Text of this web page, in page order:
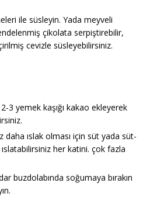
ile süsleyin. Yada meyveli
çikolata serpiştirebilir,
cevizle süsleyebilirsiniz.
3 yemek kaşığı kakao ekleyerek
daha ıslak olması için süt yada süt-
ıslatabilirsiniz her katini. çok fazla
buzdolabında soğumaya bırakın